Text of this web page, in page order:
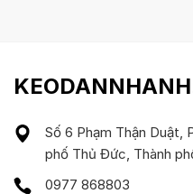
Số 6 Phạm Thận Duật,
phố Thủ Đức, Thành
0977 868803